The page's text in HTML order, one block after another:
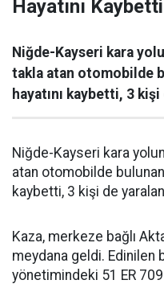
Hayatını Kaybetti
Niğde-Kayseri kara
takla atan otomobilde
hayatını kaybetti, 3 kişi
Niğde-Kayseri kara
atan otomobilde bulunan
kaybetti, 3 kişi de
Kaza, merkeze bağlı
meydana geldi. Edinilen
yönetimindeki 51 ER